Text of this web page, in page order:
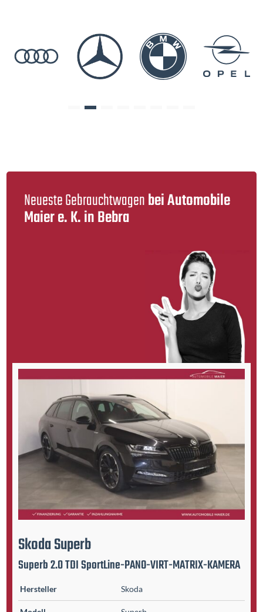
Neueste Gebraucht­wagenbei Automobile
Maier e. K. in Bebra
SkodaSuperb
Superb 2.0 TDI SportLine-PANO-VIRT-MATRIX-KAMERA
Hersteller Skoda